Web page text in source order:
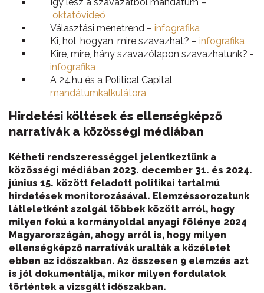
oktatóvideó
Választási menetrend – infografika
Ki, hol, hogyan, mire szavazhat? – infografika
Kire, mire, hány szavazólapon szavazhatunk? -
infografika
A 24.hu és a Political Capital
mandátumkalkulátora
Hirdetési költések és ellenségképző
narratívák a közösségi médiában
Kétheti rendszerességgel jelentkeztünk a
közösségi médiában 2023. december 31. és 2024.
június 15. között feladott politikai tartalmú
hirdetések monitorozásával. Elemzéssorozatunk
látleletként szolgál többek között arról, hogy
milyen fokú a kormányoldal anyagi fölénye 2024
Magyarországán, ahogy arról is, hogy milyen
ellenségképző narratívák uralták a közéletet
ebben az időszakban. Az összesen 9 elemzés azt
is jól dokumentálja, mikor milyen fordulatok
történtek a vizsgált időszakban.